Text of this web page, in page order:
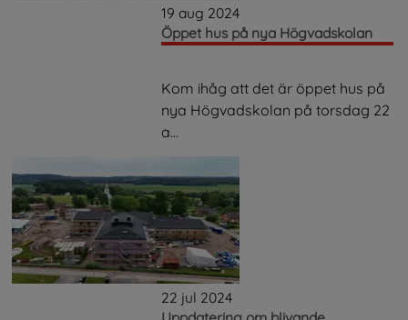
19 aug 2024
Öppet hus på nya Högvadskolan
Kom ihåg att det är öppet hus på
nya Högvadskolan på torsdag 22
a...
22 jul 2024